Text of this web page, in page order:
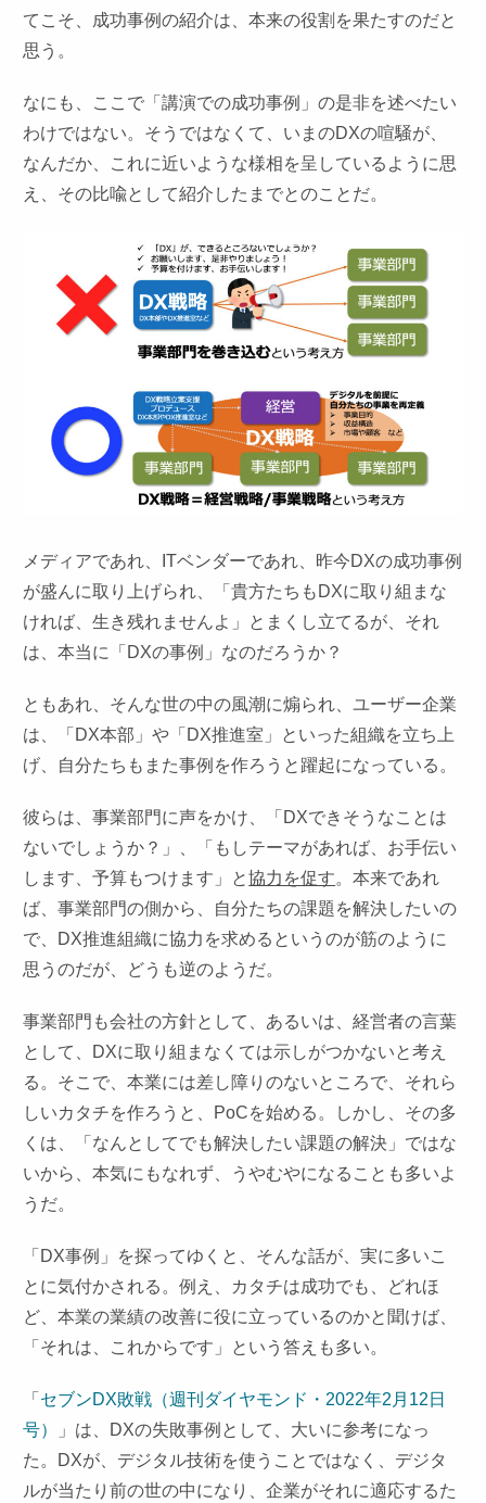
てこそ、成功事例の紹介は、本来の役割を果たすのだと
思う。
なにも、ここで「講演での成功事例」の是非を述べたい
わけではない。そうではなくて、いまのDXの喧騒が、
なんだか、これに近いような様相を呈しているように思
え、その比喩として紹介したまでとのことだ。
メディアであれ、ITベンダーであれ、昨今DXの成功事例
が盛んに取り上げられ、「貴方たちもDXに取り組まな
ければ、生き残れませんよ」とまくし立てるが、それ
は、本当に「DXの事例」なのだろうか？
ともあれ、そんな世の中の風潮に煽られ、ユーザー企業
は、「DX本部」や「DX推進室」といった組織を立ち上
げ、自分たちもまた事例を作ろうと躍起になっている。
彼らは、事業部門に声をかけ、「DXできそうなことは
ないでしょうか？」、「もしテーマがあれば、お手伝い
します、予算もつけます」と協力を促す。本来であれ
ば、事業部門の側から、自分たちの課題を解決したいの
で、DX推進組織に協力を求めるというのが筋のように
思うのだが、どうも逆のようだ。
事業部門も会社の方針として、あるいは、経営者の言葉
として、DXに取り組まなくては示しがつかないと考え
る。そこで、本業には差し障りのないところで、それら
しいカタチを作ろうと、PoCを始める。しかし、その多
くは、「なんとしてでも解決したい課題の解決」ではな
いから、本気にもなれず、うやむやになることも多いよ
うだ。
「DX事例」を探ってゆくと、そんな話が、実に多いこ
とに気付かされる。例え、カタチは成功でも、どれほ
ど、本業の業績の改善に役に立っているのかと聞けば、
「それは、これからです」という答えも多い。
「 セブンDX敗戦（週刊ダイヤモンド・2022年2月12日
号）
」は、DXの失敗事例として、大いに参考になっ
た。DXが、デジタル技術を使うことではなく、デジタ
ルが当たり前の世の中になり、企業がそれに適応するた